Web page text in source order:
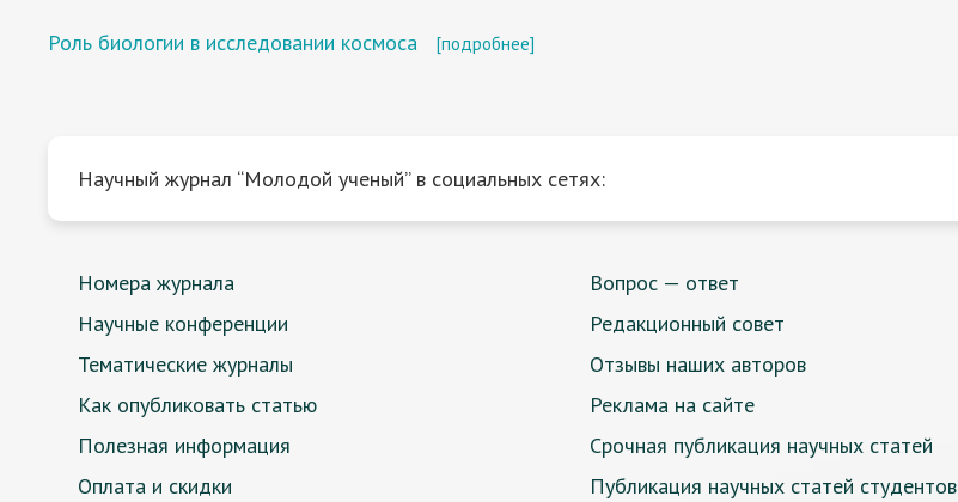
Роль биологии в исследовании космоса [подробнее]
Научный журнал “Молодой ученый” в социальных сетях:
Номера журнала
Научные конференции
Тематические журналы
Как опубликовать статью
Полезная информация
Оплата и скидки
Вопрос — ответ
Редакционный совет
Отзывы наших авторов
Реклама на сайте
Срочная публикация научных статей
Публикация научных статей студентов